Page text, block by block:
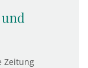
Zeitung